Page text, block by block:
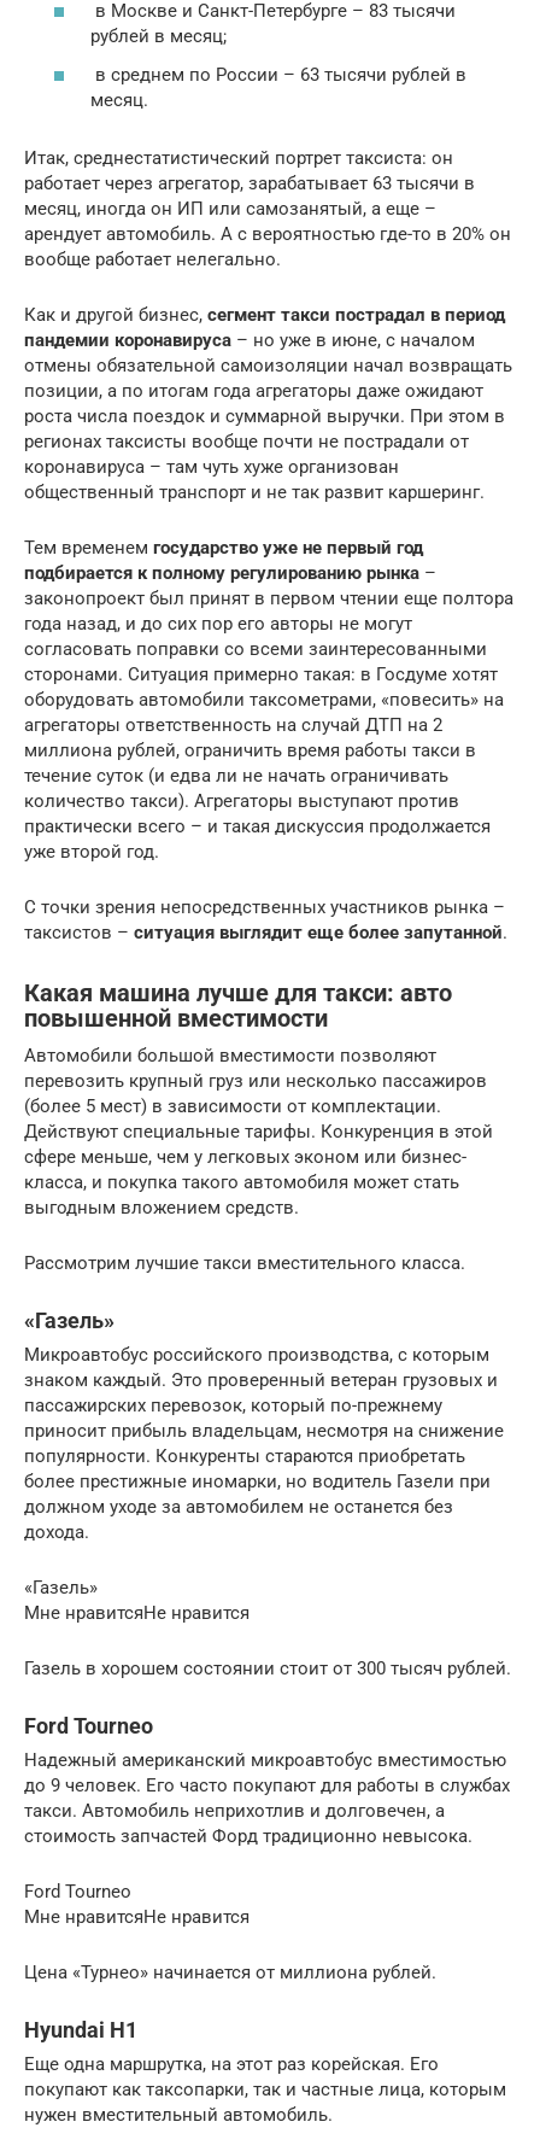
в Москве и Санкт-Петербурге – 83 тысячи
рублей в месяц;
в среднем по России – 63 тысячи рублей в
месяц.
Итак, среднестатистический портрет таксиста: он
работает через агрегатор, зарабатывает 63 тысячи в
месяц, иногда он ИП или самозанятый, а еще –
арендует автомобиль. А с вероятностью где-то в 20% он
вообще работает нелегально.
Как и другой бизнес, сегмент такси пострадал в период
пандемии коронавируса – но уже в июне, с началом
отмены обязательной самоизоляции начал возвращать
позиции, а по итогам года агрегаторы даже ожидают
роста числа поездок и суммарной выручки. При этом в
регионах таксисты вообще почти не пострадали от
коронавируса – там чуть хуже организован
общественный транспорт и не так развит каршеринг.
Тем временем государство уже не первый год
подбирается к полному регулированию рынка –
законопроект был принят в первом чтении еще полтора
года назад, и до сих пор его авторы не могут
согласовать поправки со всеми заинтересованными
сторонами. Ситуация примерно такая: в Госдуме хотят
оборудовать автомобили таксометрами, «повесить» на
агрегаторы ответственность на случай ДТП на 2
миллиона рублей, ограничить время работы такси в
течение суток (и едва ли не начать ограничивать
количество такси). Агрегаторы выступают против
практически всего – и такая дискуссия продолжается
уже второй год.
С точки зрения непосредственных участников рынка –
таксистов – ситуация выглядит еще более запутанной.
Какая машина лучше для такси: авто
повышенной вместимости
Автомобили большой вместимости позволяют
перевозить крупный груз или несколько пассажиров
(более 5 мест) в зависимости от комплектации.
Действуют специальные тарифы. Конкуренция в этой
сфере меньше, чем у легковых эконом или бизнес-
класса, и покупка такого автомобиля может стать
выгодным вложением средств.
Рассмотрим лучшие такси вместительного класса.
«Газель»
Микроавтобус российского производства, с которым
знаком каждый. Это проверенный ветеран грузовых и
пассажирских перевозок, который по-прежнему
приносит прибыль владельцам, несмотря на снижение
популярности. Конкуренты стараются приобретать
более престижные иномарки, но водитель Газели при
должном уходе за автомобилем не останется без
дохода.
«Газель»
Мне нравитсяНе нравится
Газель в хорошем состоянии стоит от 300 тысяч рублей.
Ford Tourneo
Надежный американский микроавтобус вместимостью
до 9 человек. Его часто покупают для работы в службах
такси. Автомобиль неприхотлив и долговечен, а
стоимость запчастей Форд традиционно невысока.
Ford Tourneo
Мне нравитсяНе нравится
Цена «Турнео» начинается от миллиона рублей.
Hyundai H1
Еще одна маршрутка, на этот раз корейская. Его
покупают как таксопарки, так и частные лица, которым
нужен вместительный автомобиль.